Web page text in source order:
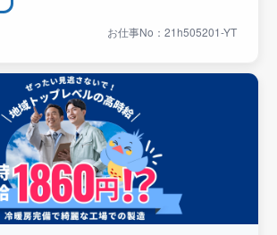
お仕事No：21h505201-YT